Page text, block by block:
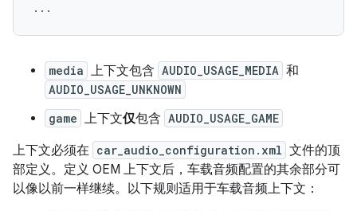
media 上下文包含 AUDIO_USAGE_MEDIA 和
AUDIO_USAGE_UNKNOWN
game 上下文仅包含 AUDIO_USAGE_GAME
上下文必须在 car_audio_configuration.xml 文件的顶
部定义。定义 OEM 上下文后，车载音频配置的其余部分可
以像以前一样继续。以下规则适用于车载音频上下文：